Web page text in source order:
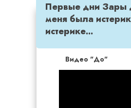
Первые дни Зары
меня была
истерике...
Видео "До"